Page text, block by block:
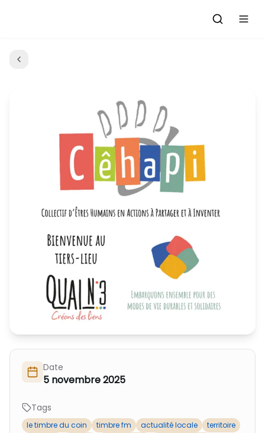
Evénements à venir
Grille des Programmes
C'était quoi ce morceau?
L'Association
L'équipe et les bénévoles
Nous rejoindre : Participer
Nos prestations
J'adhère
Exprime ton soutien
Nous Contacter
La newsletter
Date
5 novembre 2025
Tags
le timbre du coin timbre fm actualité locale
territoire